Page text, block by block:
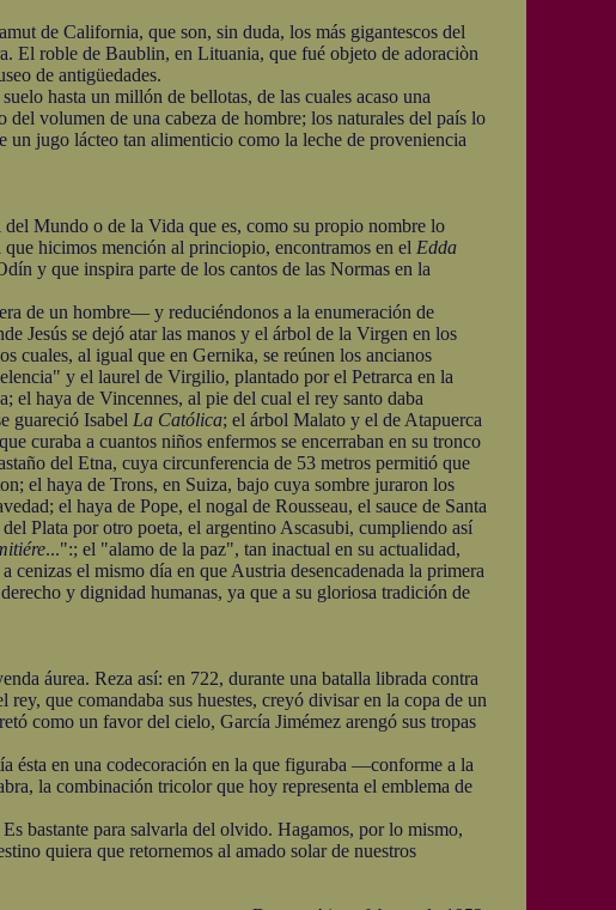
de California, que son, sin duda, los más gigantescos del
El roble de Baublin, en Lituania, que fué objeto de adoraciòn
de antigüedades.
hasta un millón de bellotas, de las cuales acaso una
volumen de una cabeza de hombre; los naturales del país lo
un jugo lácteo tan alimenticio como la leche de proveniencia
Mundo o de la Vida que es, como su propio nombre lo
hicimos mención al princiopio, encontramos en el Edda
y que inspira parte de los cantos de las Normas en la
de un hombre— y reduciéndonos a la enumeración de
Jesús se dejó atar las manos y el árbol de la Virgen en los
cuales, al igual que en Gernika, se reúnen los ancianos
y el laurel de Virgilio, plantado por el Petrarca en la
el haya de Vincennes, al pie del cual el rey santo daba
guareció Isabel La Católica; el árbol Malato y el de Atapuerca
curaba a cuantos niños enfermos se encerraban en su tronco
del Etna, cuya circunferencia de 53 metros permitió que
el haya de Trons, en Suiza, bajo cuya sombre juraron los
el haya de Pope, el nogal de Rousseau, el sauce de Santa
Plata por otro poeta, el argentino Ascasubi, cumpliendo así
...":; el "alamo de la paz", tan inactual en su actualidad,
el mismo día en que Austria desencadenada la primera
y dignidad humanas, ya que a su gloriosa tradición de
áurea. Reza así: en 722, durante una batalla librada contra
que comandaba sus huestes, creyó divisar en la copa de un
como un favor del cielo, García Jimémez arengó sus tropas
en una codecoración en la que figuraba —conforme a la
la combinación tricolor que hoy representa el emblema de
bastante para salvarla del olvido. Hagamos, por lo mismo,
quiera que retornemos al amado solar de nuestros